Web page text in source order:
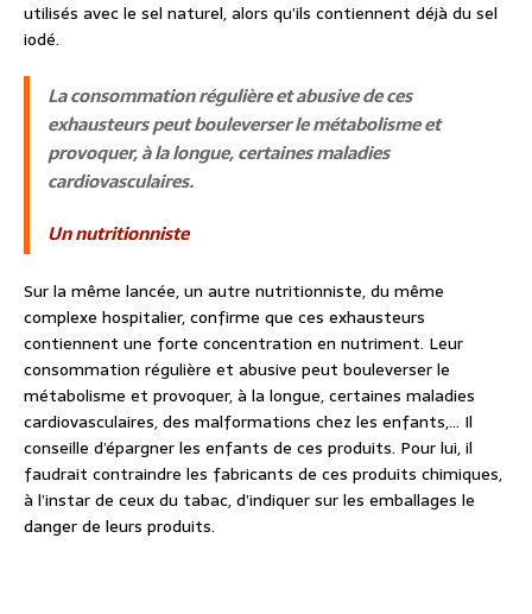
utilisés avec le sel naturel, alors qu’ils contiennent déjà du sel
iodé.
La consommation régulière et abusive de ces
exhausteurs peut bouleverser le métabolisme et
provoquer, à la longue, certaines maladies
cardiovasculaires.
Un nutritionniste
Sur la même lancée, un autre nutritionniste, du même
complexe hospitalier, confirme que ces exhausteurs
contiennent une forte concentration en nutriment. Leur
consommation régulière et abusive peut bouleverser le
métabolisme et provoquer, à la longue, certaines maladies
cardiovasculaires, des malformations chez les enfants,… Il
conseille d’épargner les enfants de ces produits. Pour lui, il
faudrait contraindre les fabricants de ces produits chimiques,
à l’instar de ceux du tabac, d’indiquer sur les emballages le
danger de leurs produits.